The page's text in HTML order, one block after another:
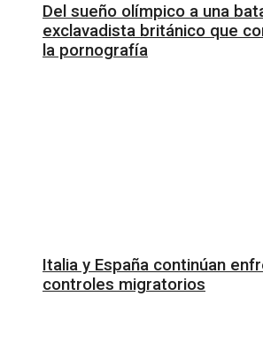
Del sueño olímpico a una
exclavadista británico que
la pornografía
Italia y España continúan
controles migratorios